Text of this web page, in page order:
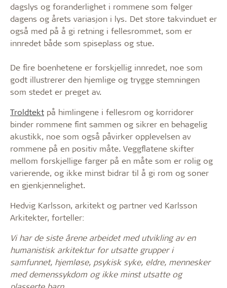
dagslys og foranderlighet i rommene som følger
dagens og årets variasjon i lys. Det store takvinduet er
også med på å gi retning i fellesrommet, som er
innredet både som spiseplass og stue.
De fire boenhetene er forskjellig innredet, noe som
godt illustrerer den hjemlige og trygge stemningen
som stedet er preget av.
Troldtekt på himlingene i fellesrom og korridorer
binder rommene fint sammen og sikrer en behagelig
akustikk, noe som også påvirker opplevelsen av
rommene på en positiv måte. Veggflatene skifter
mellom forskjellige farger på en måte som er rolig og
varierende, og ikke minst bidrar til å gi rom og soner
en gjenkjennelighet.
Hedvig Karlsson, arkitekt og partner ved Karlsson
Arkitekter, forteller:
Vi har de siste årene arbeidet med utvikling av en
humanistisk arkitektur for utsatte grupper i
samfunnet, hjemløse, psykisk syke, eldre, mennesker
med demenssykdom og ikke minst utsatte og